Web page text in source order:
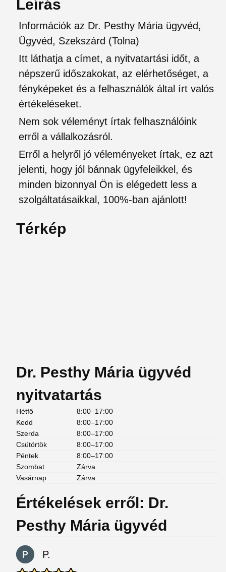
Leírás
Információk az Dr. Pesthy Mária ügyvéd,
Ügyvéd, Szekszárd (Tolna)
Itt láthatja a címet, a nyitvatartási időt, a
népszerű időszakokat, az elérhetőséget, a
fényképeket és a felhasználók által írt valós
értékeléseket.
Nem sok véleményt írtak felhasználóink
erről a vállalkozásról.
Erről a helyről jó véleményeket írtak, ez azt
jelenti, hogy jól bánnak ügyfeleikkel, és
minden bizonnyal Ön is elégedett less a
szolgáltatásaikkal, 100%-ban ajánlott!
Térkép
Dr. Pesthy Mária ügyvéd
nyitvatartás
Hétfő
8:00–17:00
Kedd
8:00–17:00
Szerda
8:00–17:00
Csütörtök
8:00–17:00
Péntek
8:00–17:00
Szombat
Zárva
Vasárnap
Zárva
Értékelések erről: Dr.
Pesthy Mária ügyvéd
P.